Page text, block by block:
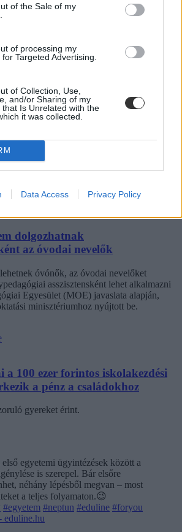
of the Sale of my
of processing my
Targeted Advertising.
of Collection, Use,
and/or Sharing of my
that Is Unrelated with the
it was collected.
Data Access Privacy Policy
és neveléslélektani szakpszichológus,
napkezdés, hosszabb
jöhet az alsó tagozatokban
javaslatcsomagot kaptak az általános
mozgásra, kreatív tevékenységekre,
Az intézmények már a 2026/2027-es
az ajánlásokat – írta Facebook-oldalán
dolgozhatnak
az óvodai nevelők
óvónők, az óvodai nevelőket
asszisztensként lehet alkalmazni
Egyesület (MOE) javaslata alapján,
minisztériumhoz nyújtott be.
a 100 ezer forintos iskolakezdési
a pénz a családokhoz
gyereket érint.
első egyetemi ügyintézések között a
is szerepel. Bár elsőre
néhány lépésből megvan – most
a teljes folyamaton.😉
#egyetem #neptun #eduline #foryou
eduline.hu